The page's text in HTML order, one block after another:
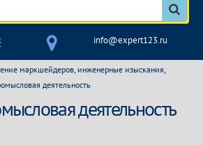
info@expert123.ru
маркшейдеров, инженерные изыскания,
деятельность
деятельность